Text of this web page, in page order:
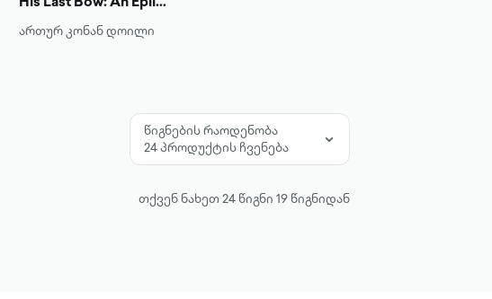
ართურ კონან დოილი
წიგნების რაოდენობა
24 პროდუქტის ჩვენება
თქვენ ნახეთ24წიგნი 19წიგნიდან